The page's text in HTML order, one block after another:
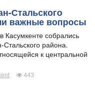
Стальского
важные вопросы
Касумкенте собрались
района.
к центральной
443